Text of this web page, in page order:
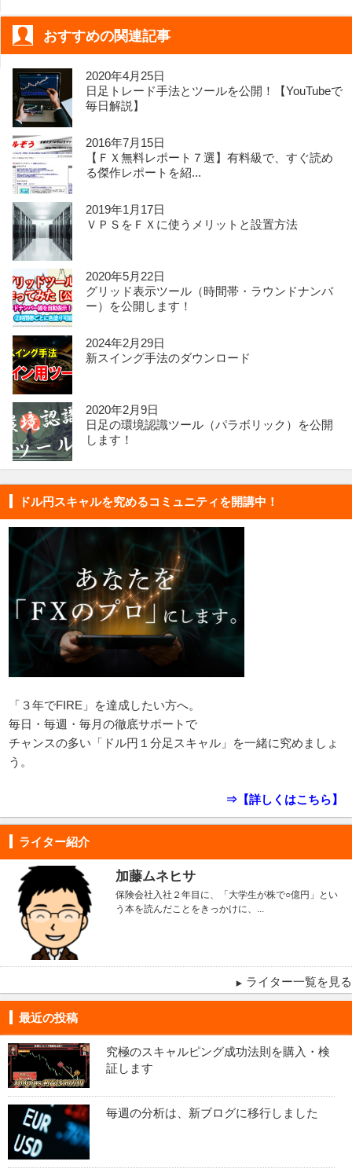
おすすめの関連記事
2020年4月25日
日足トレード手法とツールを公開！【YouTubeで
毎日解説】
2016年7月15日
【ＦＸ無料レポート７選】有料級で、すぐ読め
る傑作レポートを紹...
2019年1月17日
ＶＰＳをＦＸに使うメリットと設置方法
2020年5月22日
グリッド表示ツール（時間帯・ラウンドナンバ
ー）を公開します！
2024年2月29日
新スイング手法のダウンロード
2020年2月9日
日足の環境認識ツール（パラボリック）を公開
します！
ドル円スキャルを究めるコミュニティを開講中！
「３年でFIRE」を達成したい方へ。
毎日・毎週・毎月の徹底サポートで
チャンスの多い「ドル円１分足スキャル」を一緒に究めましょ
う。
⇒【詳しくはこちら】
ライター紹介
加藤ムネヒサ
保険会社入社２年目に、「大学生が株で○億円」とい
う本を読んだことをきっかけに、...
ライター一覧を見る
最近の投稿
究極のスキャルピング成功法則を購入・検
証します
毎週の分析は、新ブログに移行しました